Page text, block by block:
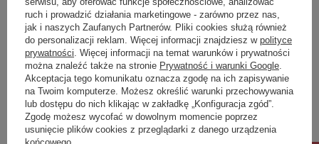
Napisz swoją opinię
Twoja ocena:
5/5
Treść twojej opinii
ruch i prowadzić działania marketingowe - zarówno przez nas,
jak i naszych Zaufanych Partnerów. Pliki cookies służą również
do personalizacji reklam. Więcej informacji znajdziesz w polityce
prywatności . Więcej informacji na temat warunków i prywatności
można znaleźć także na stronie Prywatność i warunki Google
Akceptacja tego komunikatu oznacza zgodę na ich zapisywanie
na Twoim komputerze. Możesz określić warunki przechowywania
lub dostępu do nich klikając w zakładkę „Konfiguracja zgód”.
Zgodę możesz wycofać w dowolnym momencie poprzez
usunięcie plików cookies z przeglądarki z danego urządzenia
końcowego.